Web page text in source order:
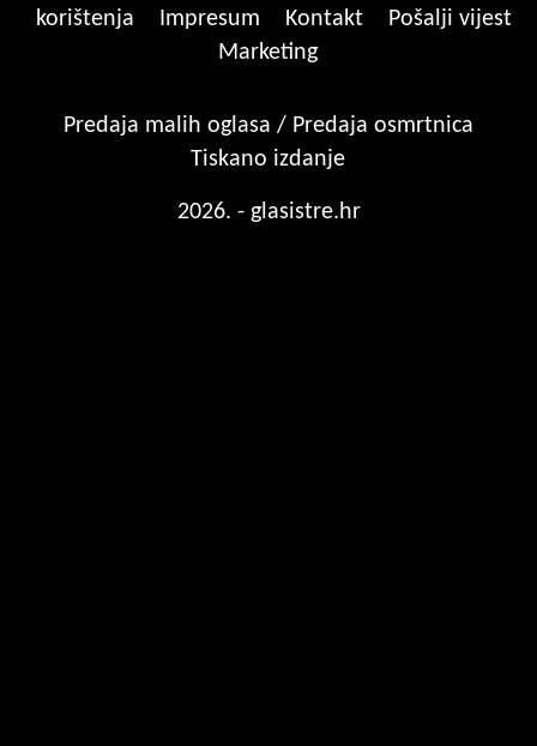
korištenja
Impresum Kontakt
Pošalji vijest
Marketing
Predaja malih oglasa / Predaja osmrtnica
Tiskano izdanje
2026. - glasistre.hr